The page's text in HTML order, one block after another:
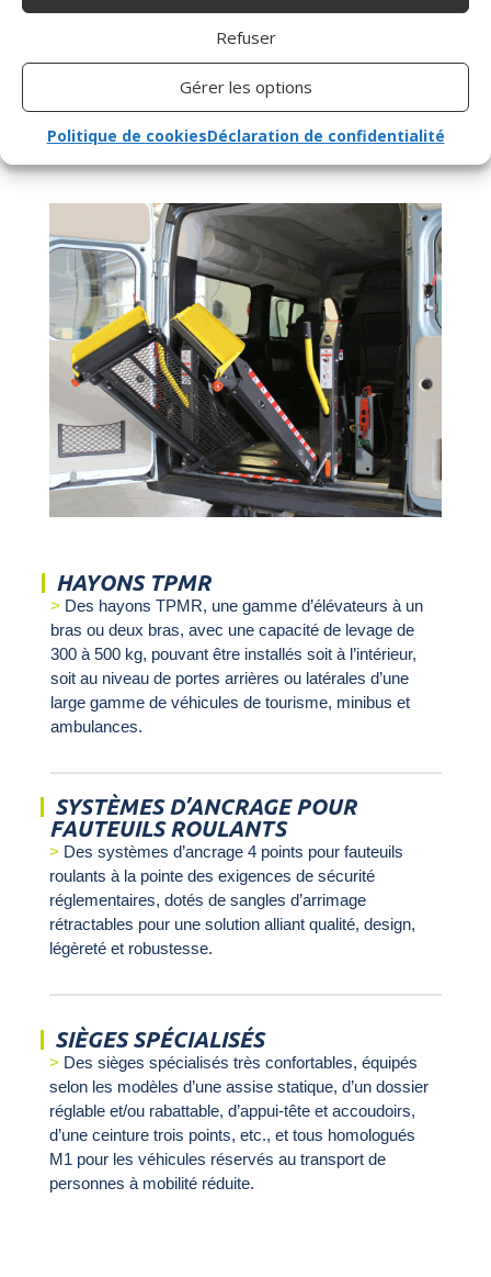
Refuser
Gérer les options
Politique de cookiesDéclaration de confidentialité
HAYONS TPMR
Des hayons TPMR, une gamme d’élévateurs à un
bras ou deux bras, avec une capacité de levage de
300 à 500 kg, pouvant être installés soit à l’intérieur,
soit au niveau de portes arrières ou latérales d’une
large gamme de véhicules de tourisme, minibus et
ambulances.
SYSTÈMES D’ANCRAGE POUR
FAUTEUILS ROULANTS
Des systèmes d’ancrage 4 points pour fauteuils
roulants à la pointe des exigences de sécurité
réglementaires, dotés de sangles d’arrimage
rétractables pour une solution alliant qualité, design,
légèreté et robustesse.
SIÈGES SPÉCIALISÉS
Des sièges spécialisés très confortables, équipés
selon les modèles d’une assise statique, d’un dossier
réglable et/ou rabattable, d’appui-tête et accoudoirs,
d’une ceinture trois points, etc., et tous homologués
M1 pour les véhicules réservés au transport de
personnes à mobilité réduite.